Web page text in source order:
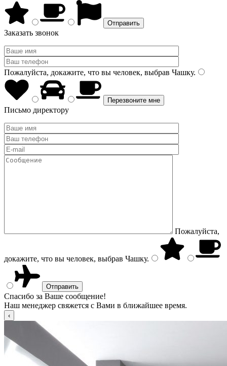
Заказать звонок
Пожалуйста, докажите, что вы человек, выбрав Чашку.
Письмо директору
Пожалуйста,
докажите, что вы человек, выбрав Чашку.
Спасибо за Ваше сообщение!
Наш менеджер свяжется с Вами в ближайшее время.